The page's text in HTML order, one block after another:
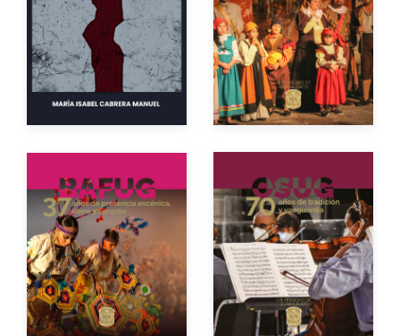
Año de edición
Impreso $100.00
Año de edición
Impreso $400.00
Autor
Año de edición
Impreso $400.00
Autor
Año de edición
Impreso $400.00